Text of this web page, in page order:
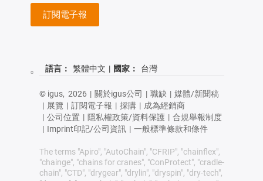
訂閱電子報
語言： 繁體中文 | 國家： 台灣
© igus, 2026 | 關於igus公司 | 職缺 | 媒體/新聞稿
| 展覽 | 訂閱電子報 | 採購 | 成為經銷商
| 公司位置 | 隱私權政策/資料保護 | 合規舉報制度
| Imprint印記/公司資訊 | 一般標準條款和條件
The terms "Apiro", "AutoChain", "CFRIP", "chainflex",
"chainge", "chains for cranes", "ConProtect", "cradle-
chain", "CTD", "drygear", "drylin", "dryspin", "dry-tech",